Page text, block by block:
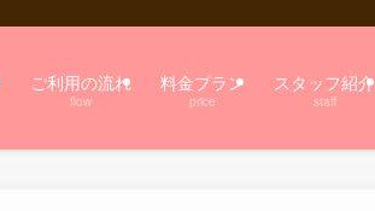
ご利用の流れ
flow
料金プラン
price
スタッフ紹介
staff